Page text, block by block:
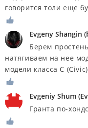
говорится толи еще
Evgeny Shangin (
Берем
натягиваем на нее
модели класса С
Evgeniy Shum (
Гранта по-